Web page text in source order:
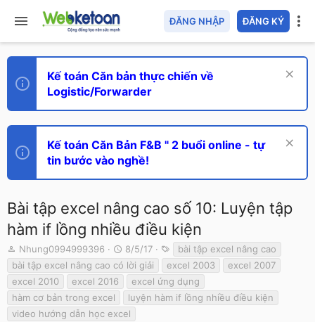
ĐĂNG NHẬP ĐĂNG KÝ
Kế toán Căn bản thực chiến về
Logistic/Forwarder
Kế toán Căn Bản F&B " 2 buổi online - tự
tin bước vào nghề!
Bài tập excel nâng cao số 10: Luyện tập
hàm if lồng nhiều điều kiện
T
h
r
e
a
d
Nhung0994999396
N
g
à
g
ử
8/5/17
ừ
k
h
ó
bài tập excel nâng cao
bài tập excel nâng cao có lời giải
excel 2003
excel 2007
excel 2010
excel 2016
excel ứng dụng
hàm cơ bản trong excel
luyện hàm if lồng nhiều điều kiện
video hướng dẫn học excel